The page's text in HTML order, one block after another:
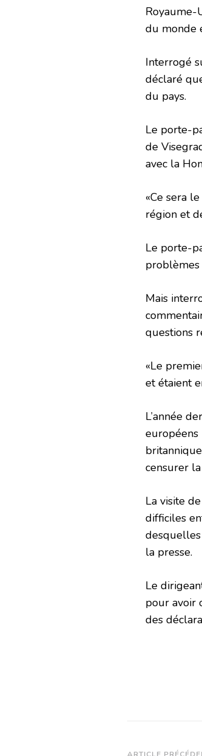
Royaume-
du monde
Interrogé
déclaré
du pays.
Le porte-
de
avec la
«Ce sera
région et
Le porte-
problèmes
Mais
questions
«Le
et étaient
L’année
européens
censurer
La visite
difficiles
desquelles
la presse.
Le
pour avoir
des